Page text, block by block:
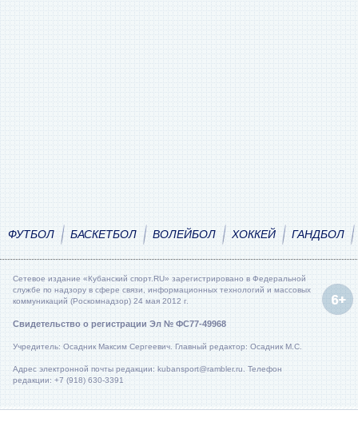
ФУТБОЛ БАСКЕТБОЛ ВОЛЕЙБОЛ ХОККЕЙ ГАНДБОЛ
Сетевое издание «Кубанский спорт.RU» зарегистрировано в Федеральной
службе по надзору в сфере связи, информационных технологий и массовых
коммуникаций (Роскомнадзор) 24 мая 2012 г.
Свидетельство о регистрации Эл № ФС77-49968
Учредитель: Осадник Максим Сергеевич. Главный редактор: Осадник М.С.
Адрес электронной почты редакции: kubansport@rambler.ru. Телефон
редакции: +7 (918) 630-3391